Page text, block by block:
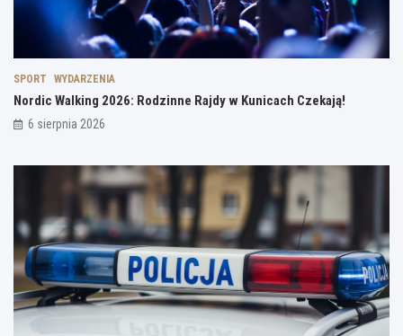
SPORT WYDARZENIA
Nordic Walking 2026: Rodzinne Rajdy w Kunicach Czekają!
6 sierpnia 2026